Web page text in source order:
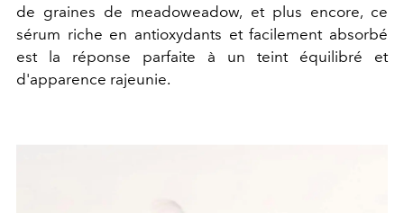
de graines de meadoweadow, et plus encore, ce
sérum riche en antioxydants et facilement absorbé
est la réponse parfaite à un teint équilibré et
d'apparence rajeunie.